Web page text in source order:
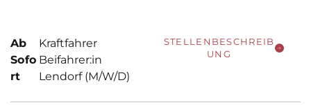
Ab
Sofo
rt
Kraftfahrer
Beifahrer:in
Lendorf (M/W/D)
STELLENBESCHREIB
UNG